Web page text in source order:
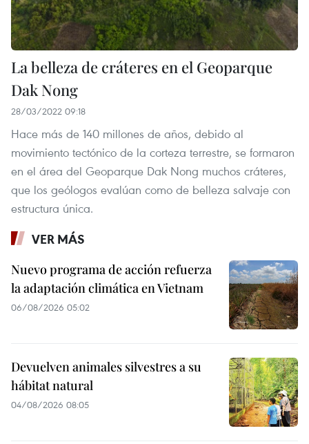
La belleza de cráteres en el Geoparque
Dak Nong
28/03/2022 09:18
Hace más de 140 millones de años, debido al
movimiento tectónico de la corteza terrestre, se formaron
en el área del Geoparque Dak Nong muchos cráteres,
que los geólogos evalúan como de belleza salvaje con
estructura única.
VER MÁS
Nuevo programa de acción refuerza
la adaptación climática en Vietnam
06/08/2026 05:02
Devuelven animales silvestres a su
hábitat natural
04/08/2026 08:05